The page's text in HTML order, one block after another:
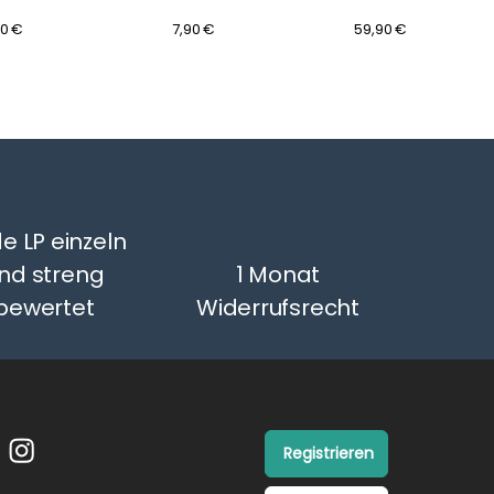
€ 7,90 € 59,90 €
LP einzeln
streng
1 Monat
Widerrufsrecht
Registrieren